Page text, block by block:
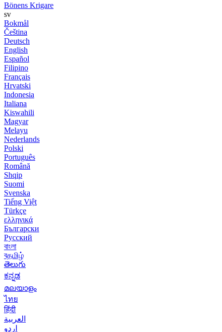
Bönens Krigare
sv
Bokmål
Čeština
Deutsch
English
Español
Filipino
Français
Hrvatski
Indonesia
Italiana
Kiswahili
Magyar
Melayu
Nederlands
Polski
Português
Română
Shqip
Suomi
Svenska
Tiếng Việt
Türkçe
ελληνικά
Български
Русский
বাংলা
বதமிழ்
తెలుగు
ಕನ್ನಡ
മലയാളം
ไทย
हिंदी
العربية
اردو